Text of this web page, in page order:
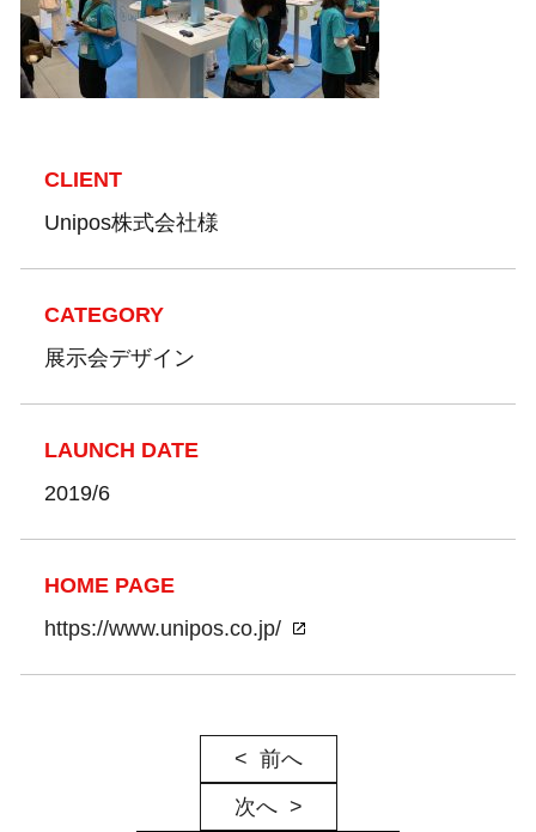
CLIENT
Unipos株式会社様
CATEGORY
展示会デザイン
LAUNCH DATE
2019/6
HOME PAGE
https://www.unipos.co.jp/
前へ
次へ